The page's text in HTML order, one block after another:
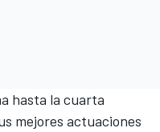
hasta la cuarta
mejores actuaciones